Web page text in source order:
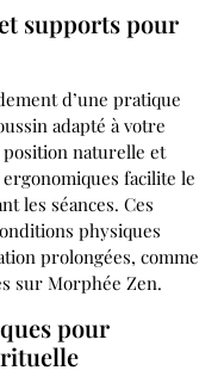
supports pour
d’une pratique
adapté à votre
naturelle et
facilite le
les séances. Ces
physiques
prolongées, comme
sur Morphée Zen.
pour